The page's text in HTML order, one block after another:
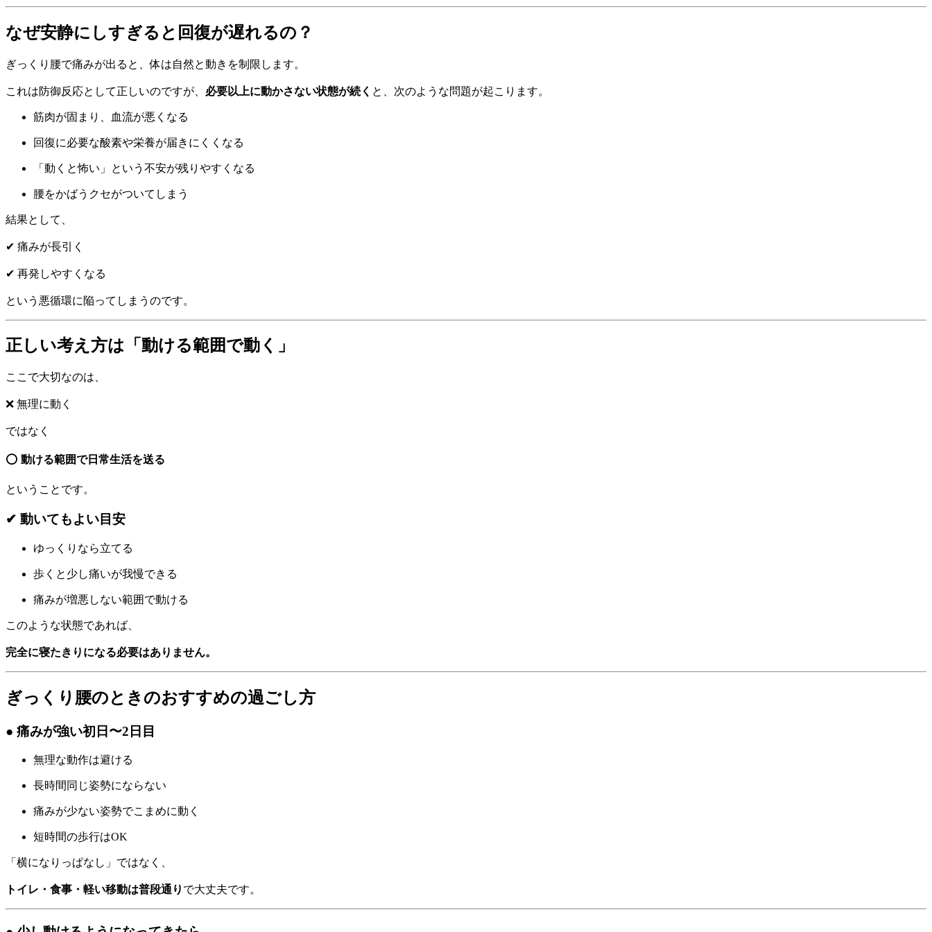
なぜ安静にしすぎると回復が遅れるの？
ぎっくり腰で痛みが出ると、体は自然と動きを制限します。
これは防御反応として正しいのですが、 必要以上に動かさない状態が続く と、次のような問題が起こります。
筋肉が固まり、血流が悪くなる
回復に必要な酸素や栄養が届きにくくなる
「動くと怖い」という不安が残りやすくなる
腰をかばうクセがついてしまう
結果として、
✔ 痛みが長引く
✔ 再発しやすくなる
という悪循環に陥ってしまうのです。
正しい考え方は「動ける範囲で動く」
ここで大切なのは、
❌ 無理に動く
ではなく
⭕ 動ける範囲で日常生活を送る
ということです。
✔ 動いてもよい目安
ゆっくりなら立てる
歩くと少し痛いが我慢できる
痛みが増悪しない範囲で動ける
このような状態であれば、
完全に寝たきりになる必要はありません。
ぎっくり腰のときのおすすめの過ごし方
● 痛みが強い初日〜2日目
無理な動作は避ける
長時間同じ姿勢にならない
痛みが少ない姿勢でこまめに動く
短時間の歩行はOK
「横になりっぱなし」ではなく、
トイレ・食事・軽い移動は普段通り で大丈夫です。